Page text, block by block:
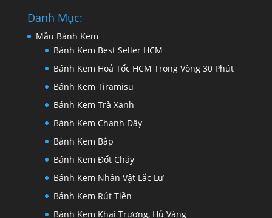
Danh Mục:
Mẫu Bánh Kem
Bánh Kem Best Seller HCM
Bánh Kem Hoả Tốc HCM Trong Vòng 30 Phút
Bánh Kem Tiramisu
Bánh Kem Trà Xanh
Bánh Kem Chanh Dây
Bánh Kem Bắp
Bánh Kem Đốt Cháy
Bánh Kem Nhân Vật Lắc Lư
Bánh Kem Rút Tiền
Bánh Kem Khai Trương, Hủ Vàng